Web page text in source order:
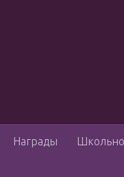
Награды